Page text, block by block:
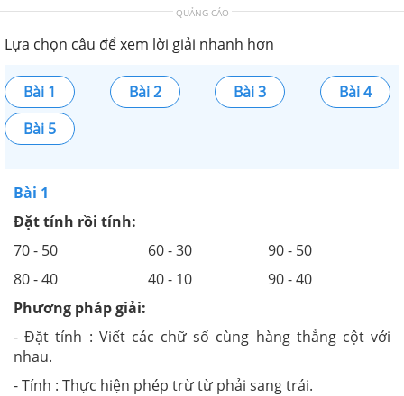
QUẢNG CÁO
Lựa chọn câu để xem lời giải nhanh hơn
Bài 1 Bài 2 Bài 3
Bài 4
Bài 5
Bài 1
Đặt tính rồi tính:
70 - 50 60 - 30 90 - 50
80 - 40 40 - 10 90 - 40
Phương pháp giải:
- Đặt tính : Viết các chữ số cùng hàng thẳng cột với
nhau.
- Tính : Thực hiện phép trừ từ phải sang trái.